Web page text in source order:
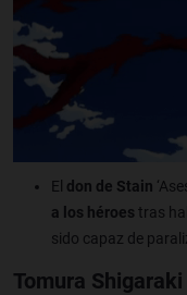
El don de Stain
a los héroes tras
sido capaz de
Tomura